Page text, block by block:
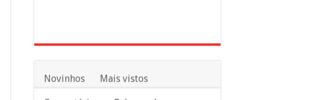
Novinhos Mais vistos